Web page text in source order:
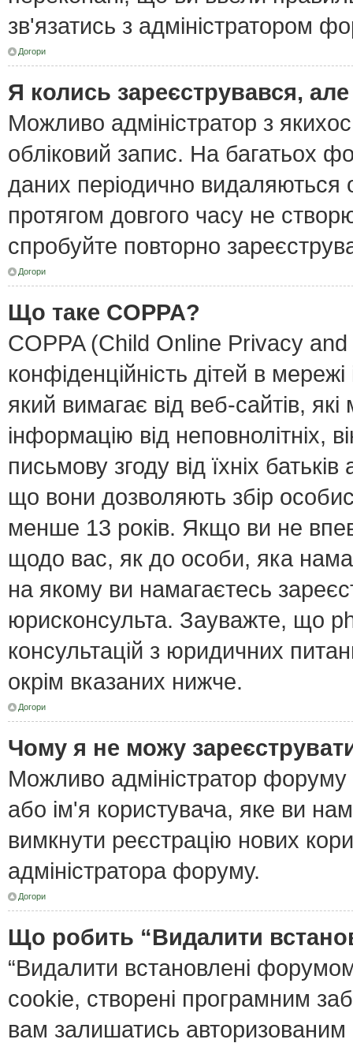
зв'язатись з адміністратором
Догори
Я колись зареєструвався,
Можливо адміністратор з
обліковий запис. На багатьох
даних періодично видаляються
протягом довгого часу не
спробуйте повторно
Догори
Що таке COPPA?
COPPA (Child Online Privacy
конфіденційність дітей в
який вимагає від веб-сайтів,
інформацію від неповнолітніх,
письмову згоду від їхніх
що вони дозволяють збір
менше 13 років. Якщо ви не
щодо вас, як до особи, яка
на якому ви намагаєтесь
юрисконсульта. Зауважте, що
консультацій з юридичних
окрім вказаних нижче.
Догори
Чому я не можу
Можливо адміністратор
або ім'я користувача, яке ви
вимкнути реєстрацію нових
адміністратора форуму.
Догори
Що робить “Видалити
“Видалити встановлені
cookie, створені програмним
вам залишатись